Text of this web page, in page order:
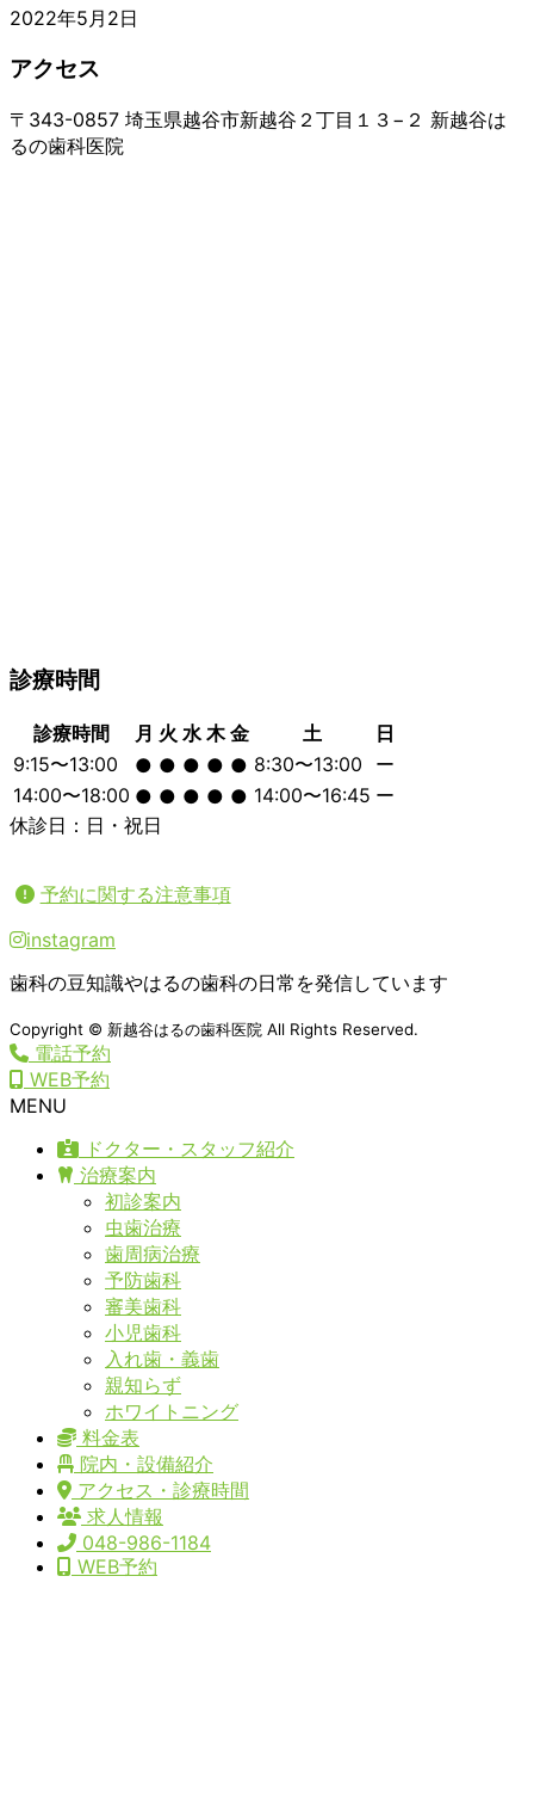
2022年5月2日
アクセス
〒343-0857 埼玉県越谷市新越谷２丁目１３−２ 新越谷は
るの歯科医院
診療時間
診療時間 月 火 水 木 金 土
日
9:15〜13:00
● ● ● ● ● 8:30〜13:00
ー
14:00〜18:00 ● ● ● ● ● 14:00〜16:45 ー
休診日：日・祝日
予約に関する注意事項
instagram
歯科の豆知識やはるの歯科の日常を発信しています
Copyright © 新越谷はるの歯科医院 All Rights Reserved.
電話予約
WEB予約
MENU
ドクター・スタッフ紹介
治療案内
初診案内
虫歯治療
歯周病治療
予防歯科
審美歯科
小児歯科
入れ歯・義歯
親知らず
ホワイトニング
料金表
院内・設備紹介
アクセス・診療時間
求人情報
048-986-1184
WEB予約